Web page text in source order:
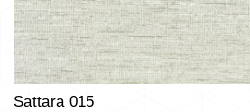
Sattara 015